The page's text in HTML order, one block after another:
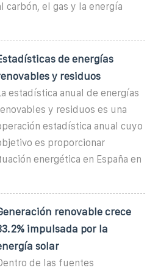
carbón, el gas y la energía
de energías
y residuos
estadística anual de energías
y residuos es una
estadística anual cuyo
es proporcionar
energética en España en
renovable crece
impulsada por la
solar
de las fuentes